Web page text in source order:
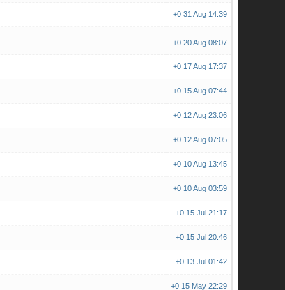
+031 Aug 14:39
+020 Aug 08:07
+0 17 Aug 17:37
+0 15 Aug 07:44
+0 12 Aug 23:06
+0 12 Aug 07:05
+0 10 Aug 13:45
+0 10 Aug 03:59
+0 15 Jul 21:17
+0 15 Jul 20:46
+0 13 Jul 01:42
+0 15 May 22:29